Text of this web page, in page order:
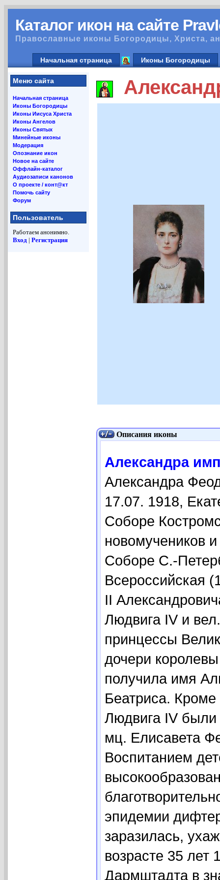
Каталог икон на сайте
Православные иконы Богородицы, Христа,
Начальная страница Иконы Богородицы
Меню сайта
Начальная страница
Иконы Богородицы
Иконы Иисуса Христа
Иконы Ангелов
Иконы Святых
Минейные иконы
Модерация
Опознание икон
Новое на сайте
Оффлайн-каталог
Аудиозаписи канонов
О проекте / конт@кт
Помочь сайту
Форум
Пользователь
Работаем анонимно.
Вход | Регистрация
Описания иконы
Александра
Александра
17.07. 1918,
Соборе
новомучеников
Соборе С.-
Всероссийская
II
Людвига IV и
принцессы
дочери
получила имя
Беатриса.
Людвига IV были
мц. Елисавета
Воспитанием
эпидемии
заразилась,
возрасте 35 лет
Дармштадта в